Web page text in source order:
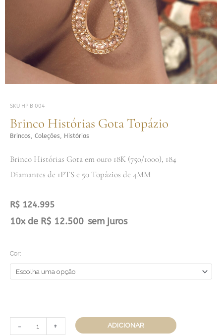
SKU HP B 004
Brinco Histórias Gota Topázio
Brincos, Coleções, Histórias
Brinco Histórias Gota em ouro 18K (750/1000), 184
Diamantes de 1PTS e 50 Topázios de 4MM
R$ 124.995
10x de R$ 12.500 sem juros
Cor:
-
Brinco
Topázio
quantidade
+ ADICIONAR